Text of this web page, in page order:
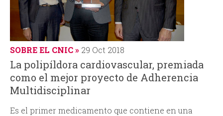
SOBRE EL CNIC 29 Oct 2018
La polipíldora cardiovascular, premiada
como el mejor proyecto de Adherencia
Multidisciplinar
Es el primer medicamento que contiene en una